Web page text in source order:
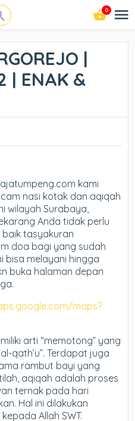
0
|
| ENAK &
kami
nasi kotak dan aqiqah
wilayah Surabaya,
Anda tidak perlu
tasyakuran
doa bagi yang sudah
bisa melayani hingga
buka halaman depan
maps?
arti “memotong” yang
qath’u”. Terdapat juga
rambut bayi yang
aqiqah adalah proses
ternak pada hari
Hal ini dilakukan
Allah SWT.